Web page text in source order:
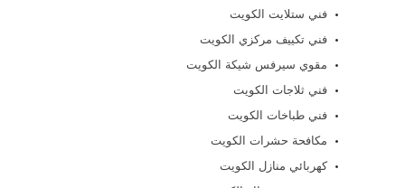
فني ستلايت الكويت
فني تكييف مركزي الكويت
مقوي سيرفس شيكة الكويت
فني ثلاجات الكويت
فني طباخات الكويت
مكافحة حشرات الكويت
كهربائي منازل الكويت